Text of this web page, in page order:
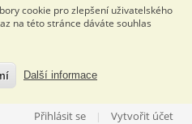
cookie pro zlepšení uživatelského
na této stránce dáváte souhlas
Další informace
Přihlásit se Vytvořit účet